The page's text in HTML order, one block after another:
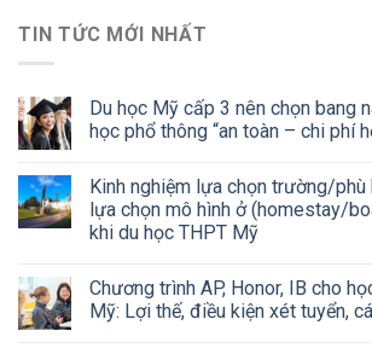
TIN TỨC MỚI NHẤT
Du học Mỹ cấp 3 nên chọn bang
học phổ thông “an toàn – chi phí
Kinh nghiệm lựa chọn trường/phù
lựa chọn mô hình ở (homestay/
khi du học THPT Mỹ
Chương trình AP, Honor, IB cho
Mỹ: Lợi thế, điều kiện xét tuyển,